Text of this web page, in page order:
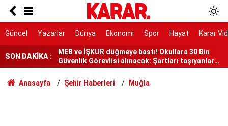
Güncel Yazarlar Dünya Ekonomi Spor Hayat Karar
SON DAKİKA :
3 tonluk hasat için bismillah denildi!
Güvenlik Görevlisi alınacak: Şartları taşıyanlar
hemen başvursun
4 mevsim donmuyor, UNESCO listesinde yer
alıyor!
atıyor!
Anasayfa Şehir Haberleri Muğla